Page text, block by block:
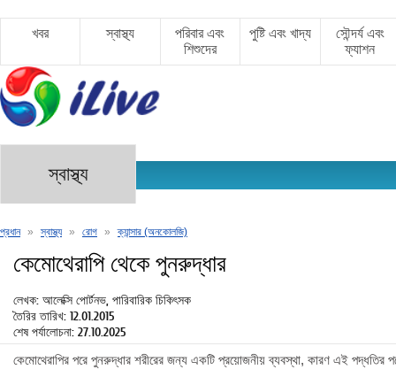
খবর স্বাস্থ্য
পরিবার এবং
শিশুদের
পুষ্টি এবং খাদ্য
সৌন্দর্য এবং
ফ্যাশন
স্বাস্থ্য
প্রধান » স্বাস্থ্য » রোগ » ক্যান্সার (অনকোলজি)
কেমোথেরাপি থেকে পুনরুদ্ধার
লেখক: আলেক্সি পোর্টনভ, পারিবারিক চিকিৎসক
তৈরির তারিখ: 12.01.2015
শেষ পর্যালোচনা: 27.10.2025
কেমোথেরাপির পরে পুনরুদ্ধার শরীরের জন্য একটি প্রয়োজনীয় ব্যবস্থা, কারণ এই পদ্ধতির